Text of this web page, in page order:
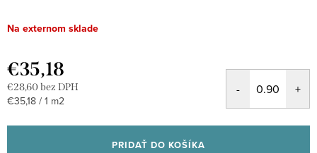
Na externom sklade
€35,18
€28,60 bez DPH
Jednotková
€35,18 / 1 m2
PRIDAŤ DO KOŠÍKA